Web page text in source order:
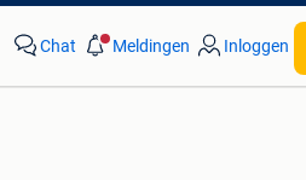
Chat Meldingen Inloggen